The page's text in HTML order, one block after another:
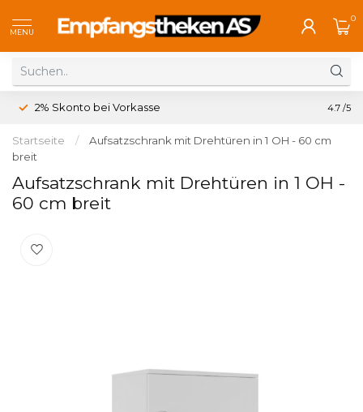
MENU
0
2% Skonto bei Vorkasse 4.7 /5
Startseite /
Aufsatzschrank mit Drehtüren in 1 OH - 60 cm
breit
Aufsatzschrank mit Drehtüren in 1 OH -
60 cm breit